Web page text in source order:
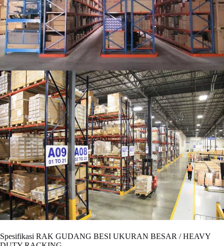
Spesifikasi RAK GUDANG BESI UKURAN BESAR / HEAVY